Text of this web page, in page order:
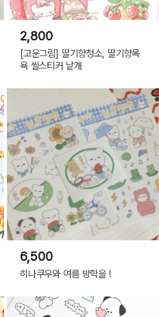
2,800
[고운그림] 딸기향청소, 딸기향목
욕 씰스티커 낱개
6,500
히나쿠우와 여름 방학을 !